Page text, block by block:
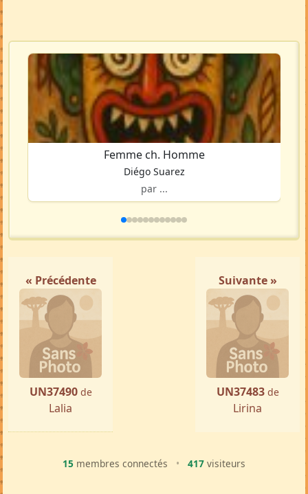
Femme ch. Homme
Diégo Suarez
par ...
« Précédente
UN37490 de
Lalia
Suivante »
UN37483 de
Lirina
15 membres connectés • 417 visiteurs